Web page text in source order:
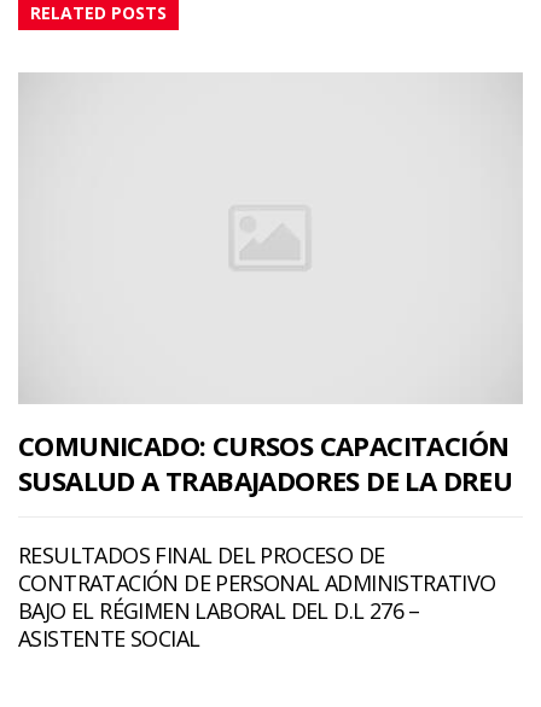
RELATED POSTS
COMUNICADO: CURSOS CAPACITACIÓN
SUSALUD A TRABAJADORES DE LA DREU
RESULTADOS FINAL DEL PROCESO DE
CONTRATACIÓN DE PERSONAL ADMINISTRATIVO
BAJO EL RÉGIMEN LABORAL DEL D.L 276 –
ASISTENTE SOCIAL